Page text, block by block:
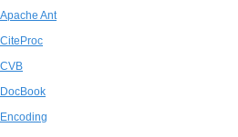
Apache Ant
CiteProc
CVB
DocBook
Encoding